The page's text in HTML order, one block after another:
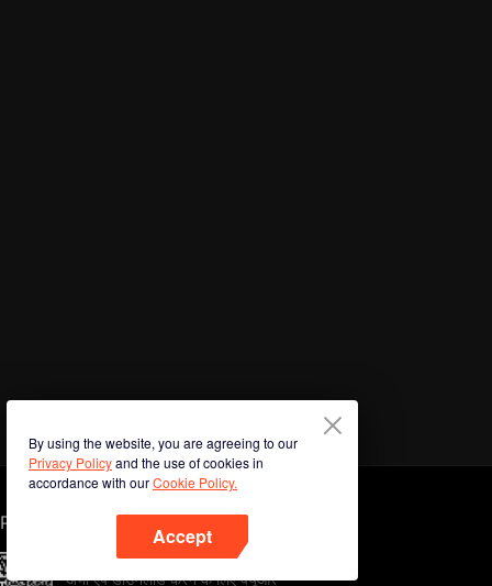
By using the website, you are agreeing to our
Privacy Policyand the use of cookies in
accordance with ourCookie Policy.
Accept
Phone
अभी ऐप डाउनलोड करने के लिए क्यूआर